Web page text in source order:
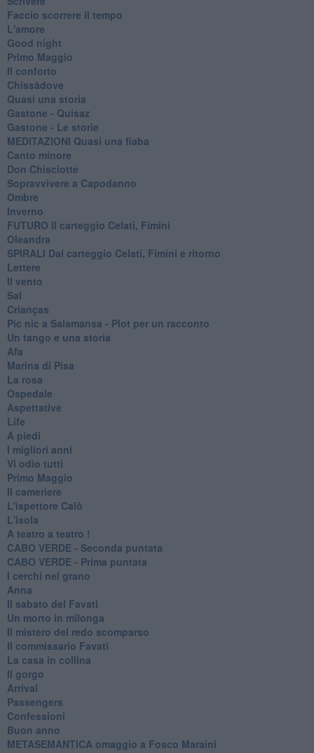
Faccio scorrere il tempo
L'amore
Good night
Primo Maggio
Il conforto
Chissàdove
Quasi una storia
Gastone - Quisaz
Gastone - Le storie
MEDITAZIONI Quasi una fiaba
Canto minore
Don Chisciotte
Sopravvivere a Capodanno
Ombre
Inverno
FUTURO Il carteggio Celati, Fimini
Oleandra
SPIRALI Dal carteggio Celati, Fimini e ritorno
Lettere
Il vento
Sal
Crianças
Pic nic a Salamansa - Plot per un racconto
Un tango e una storia
Afa
Marina di Pisa
La rosa
Ospedale
Aspettative
Life
A piedi
I migliori anni
Vi odio tutti
Primo Maggio
Il cameriere
L'ispettore Calò
L'isola
A teatro a teatro !
CABO VERDE - Seconda puntata
CABO VERDE - Prima puntata
I cerchi nel grano
Anna
Il sabato del Favati
Un morto in milonga
Il mistero del redo scomparso
Il commissario Favati
La casa in collina
Il gorgo
Arrival
Passengers
Confessioni
Buon anno
METASEMANTICA omaggio a Fosco Maraini